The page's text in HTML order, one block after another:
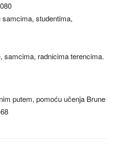
studentima,
samcima, radnicima terencima.
putem, pomoću učenja Brune